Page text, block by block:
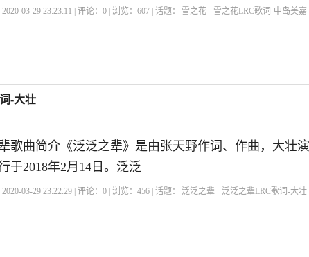
03-29 23:23:11 | 评论：0 | 浏览：607 | 话题： 雪之花 雪之花LRC歌词-中岛美嘉
-大壮
歌曲简介《泛泛之辈》是由张天野作词、作曲，大壮
于2018年2月14日。泛泛
03-29 23:22:29 | 评论：0 | 浏览：456 | 话题： 泛泛之辈 泛泛之辈LRC歌词-大壮